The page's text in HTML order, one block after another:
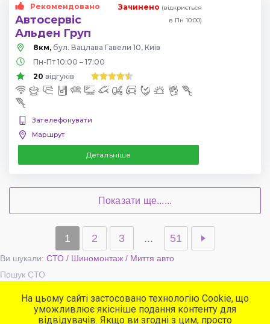
Рекомендовано
Автосервіс
Альден Груп
Зачинено (відкриється
в Пн 10:00)
8км, бул. Вацлава Гавели 10, Київ
Пн-Пт 10:00 – 17:00
20 відгуків
Зателефонувати
Маршрут
Детальніше
Показати ще......
1 2 3 ... 51
Ви шукали: СТО / Шиномонтаж / Миття авто
Пошук СТО
Популярні сервіси
СТО
На цьому сайті застосовано технологію Cookie, що
уможливлює якісніше подання контенту для
відвідувачів. Якщо ви згодні з цим, просто